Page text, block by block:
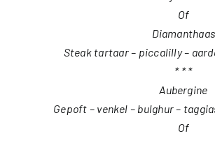
Of
Diamanthaas
Steak tartaar – piccalilly –
* * *
Aubergine
Gepoft – venkel – bulghur –
Of